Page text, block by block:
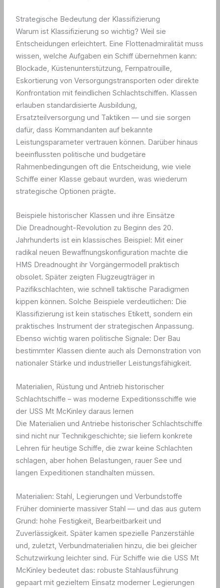
Strategische Bedeutung der Klassifizierung
Warum ist Klassifizierung so wichtig? Weil sie
Entscheidungen erleichtert. Eine Flottenadmiralität muss
wissen, welche Aufgaben ein Schiff übernehmen kann:
Blockade, Küstenunterstützung, Fernpatrouille,
Eskortierung von Versorgungstransporten oder direkte
Konfrontation mit feindlichen Schlachtschiffen. Klassen
erlauben standardisierte Ausbildung,
Ersatzteilversorgung und Taktiken — und sie sorgen
dafür, dass Kommandanten auf bekannte
Leistungsparameter vertrauen können. Darüber hinaus
beeinflussten politische und budgetäre
Rahmenbedingungen oft die Entscheidung, wie viele
Schiffe einer Klasse gebaut wurden, was wiederum
strategische Optionen prägte.
Beispiele historischer Klassen und ihre Einsätze
Die Dreadnought-Revolution zu Beginn des 20.
Jahrhunderts ist ein klassisches Beispiel: Mit einer
radikal neuen Bewaffnungskonfiguration machte die
HMS Dreadnought ihr Vorgängermodell praktisch
obsolet. Später zeigten Flugzeugträger in
Pazifikschlachten, wie schnell taktische Paradigmen
kippen können. Solche Beispiele verdeutlichen: Die
Klassifizierung ist kein statisches Etikett, sondern ein
praktisches Instrument der strategischen Anpassung.
Ebenso wichtig waren politische Signale: Der Bau
bestimmter Klassen diente auch als Demonstration von
nationaler Stärke und industrieller Leistungsfähigkeit.
Materialien, Rüstung und Antrieb historischer
Schlachtschiffe – was moderne Expeditionsschiffe wie
der USS Mt McKinley daraus lernen
Die Materialien und Antriebe historischer Schlachtschiffe
sind nicht nur Technikgeschichte; sie liefern konkrete
Lehren für heutige Schiffe, die zwar keine Schlachten
schlagen, aber hohen Belastungen, rauer See und
langen Expeditionen standhalten müssen.
Materialien: Stahl, Legierungen und Verbundstoffe
Früher dominierte massiver Stahl — und das aus gutem
Grund: hohe Festigkeit, Bearbeitbarkeit und
Zuverlässigkeit. Später kamen spezielle Panzerstähle
und, zuletzt, Verbundmaterialien hinzu, die bei gleicher
Schutzwirkung leichter sind. Für Schiffe wie die USS Mt
McKinley bedeutet das: robuste Stahlausführung
gepaart mit gezieltem Einsatz moderner Legierungen